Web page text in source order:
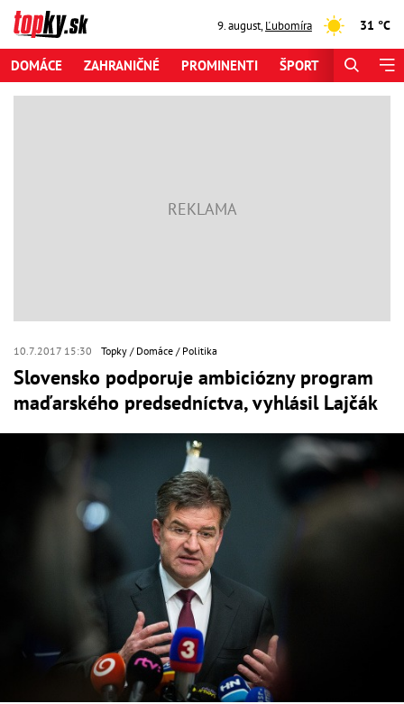
9. august,Ľubomíra 31 °C
DOMÁCE ZAHRANIČNÉ PROMINENTI ŠPORT
10.7.2017 15:30 Topky Domáce Politika
Slovensko podporuje ambiciózny program
maďarského predsedníctva, vyhlásil Lajčák